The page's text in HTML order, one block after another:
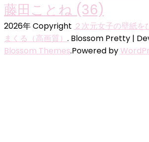
藤田ことね (36)
2026年 Copyright ２次元女子の壁紙を
まくる（高画質） . Blossom Pretty |
Blossom Themes.Powered by